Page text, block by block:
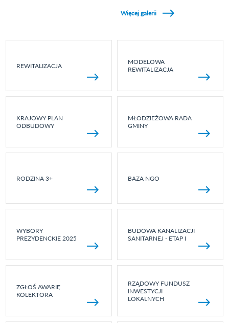
Więcej galerii
REWITALIZACJA
MODELOWA
REWITALIZACJA
KRAJOWY PLAN
ODBUDOWY
MŁODZIEŻOWA RADA
GMINY
RODZINA 3+ BAZA NGO
WYBORY
PREZYDENCKIE 2025
BUDOWA KANALIZACJI
SANITARNEJ - ETAP I
ZGŁOŚ AWARIĘ
KOLEKTORA
RZĄDOWY FUNDUSZ
INWESTYCJI
LOKALNYCH